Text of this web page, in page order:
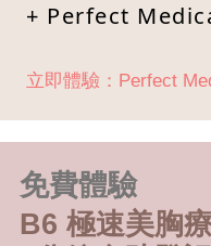
+ Perfect
立即體驗：Perfect
免費體驗
B6 極速美胸